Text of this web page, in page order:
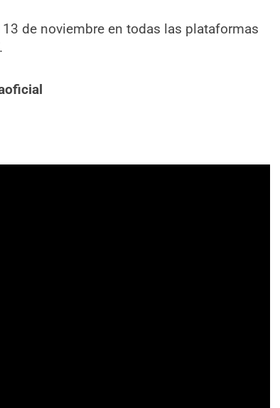
de noviembre en todas las plataformas